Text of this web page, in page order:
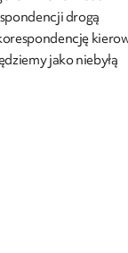
drogą
jako niebyłą